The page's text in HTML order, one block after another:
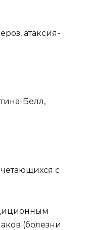
атаксия-
Белл,
с
(болезни